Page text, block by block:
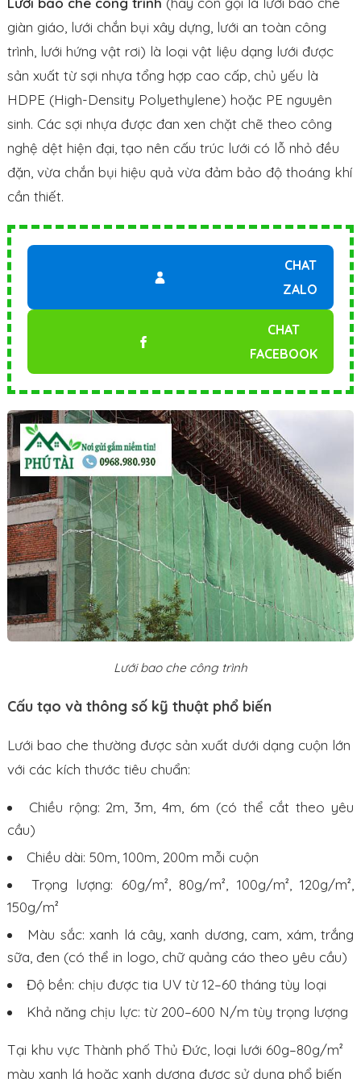
giàn giáo, lưới chắn bụi xây dựng, lưới an toàn công
trình, lưới hứng vật rơi) là loại vật liệu dạng lưới được
sản xuất từ sợi nhựa tổng hợp cao cấp, chủ yếu là
HDPE (High-Density Polyethylene) hoặc PE nguyên
sinh. Các sợi nhựa được đan xen chặt chẽ theo công
nghệ dệt hiện đại, tạo nên cấu trúc lưới có lỗ nhỏ đều
đặn, vừa chắn bụi hiệu quả vừa đảm bảo độ thoáng khí
cần thiết.
CHAT
ZALO
CHAT
FACEBOOK
Lưới bao che công trình
Cấu tạo và thông số kỹ thuật phổ biến
Lưới bao che thường được sản xuất dưới dạng cuộn lớn
với các kích thước tiêu chuẩn:
Chiều rộng: 2m, 3m, 4m, 6m (có thể cắt theo yêu
cầu)
Chiều dài: 50m, 100m, 200m mỗi cuộn
Trọng lượng: 60g/m², 80g/m², 100g/m², 120g/m²,
150g/m²
Màu sắc: xanh lá cây, xanh dương, cam, xám, trắng
sữa, đen (có thể in logo, chữ quảng cáo theo yêu cầu)
Độ bền: chịu được tia UV từ 12–60 tháng tùy loại
Khả năng chịu lực: từ 200–600 N/m tùy trọng lượng
Tại khu vực Thành phố Thủ Đức, loại lưới 60g–80g/m²
màu xanh lá hoặc xanh dương được sử dụng phổ biến